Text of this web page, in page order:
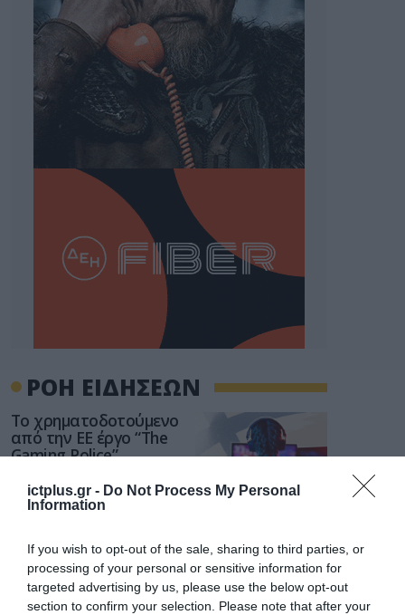
ictplus.gr - Do Not Process My Personal
Information
If you wish to opt-out of the sale, sharing to third parties, or
processing of your personal or sensitive information for
targeted advertising by us, please use the below opt-out
section to confirm your selection. Please note that after your
ΡΟΗ ΕΙΔΗΣΕΩΝ
Το χρηματοδοτούμενο
από την ΕΕ έργο “The
Gaming Police”
των παιδιών στο
διαδίκτυο
για τα πρόστιμα σε
παραβάσεις που
αφορούν τους ΦΗΜ
31.07.2026